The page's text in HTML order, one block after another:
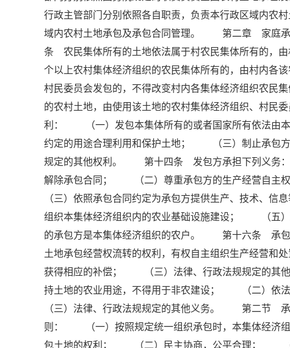
行政主管部门分别依照各自职责，负责本行政区域内农
域内农村土地承包及承包合同管理。 第二章 家
条 农民集体所有的土地依法属于村农民集体所有的，
个以上农村集体经济组织的农民集体所有的，由村内各
村民委员会发包的，不得改变村内各集体经济组织农
的农村土地，由使用该土地的农村集体经济组织、村
利： （一）发包本集体所有的或者国家所有依法由
约定的用途合理利用和保护土地； （三）制止承包
规定的其他权利。 第十四条 发包方承担下列义务
解除承包合同； （二）尊重承包方的生产经营自主
（三）依照承包合同约定为承包方提供生产、技术、
组织本集体经济组织内的农业基础设施建设； （
的承包方是本集体经济组织的农户。 第十六条 承
土地承包经营权流转的权利，有权自主组织生产经营
获得相应的补偿； （三）法律、行政法规规定的
持土地的农业用途，不得用于非农建设； （二）依
（三）法律、行政法规规定的其他义务。 第二节
则： （一）按照规定统一组织承包时，本集体经济组
包土地的权利； （二）民主协商，公平合理； （三